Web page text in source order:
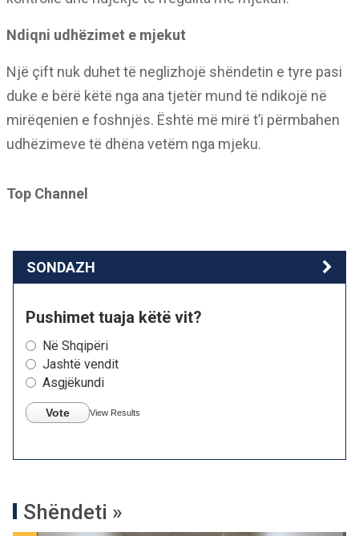
Ndiqni udhëzimet e mjekut
Një çift nuk duhet të neglizhojë shëndetin e tyre pasi
duke e bërë këtë nga ana tjetër mund të ndikojë në
mirëqenien e foshnjës. Është më mirë t’i përmbahen
udhëzimeve të dhëna vetëm nga mjeku.
Top Channel
SONDAZH
Pushimet tuaja këtë vit?
Në Shqipëri
Jashtë vendit
Asgjëkundi
Vote View Results
Shëndeti »